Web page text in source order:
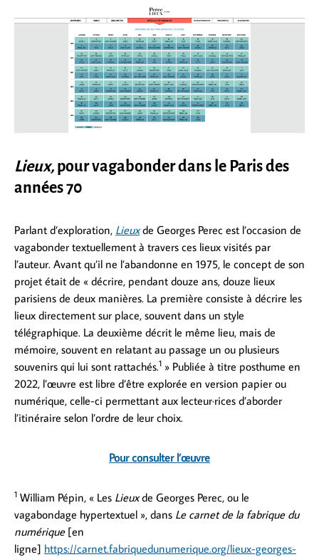
Lieux, pour vagabonder dans le Paris des
années 70
Parlant d’exploration, Lieuxde Georges Perec est l’occasion de
vagabonder textuellement à travers ces lieux visités par
l’auteur. Avant qu’il ne l’abandonne en 1975, le concept de son
projet était de « décrire, pendant douze ans, douze lieux
parisiens de deux manières. La première consiste à décrire les
lieux directement sur place, souvent dans un style
télégraphique. La deuxième décrit le même lieu, mais de
mémoire, souvent en relatant au passage un ou plusieurs
souvenirs qui lui sont rattachés.1 » Publiée à titre posthume en
2022, l’œuvre est libre d’être explorée en version papier ou
numérique, celle-ci permettant aux lecteur·rices d’aborder
l’itinéraire selon l’ordre de leur choix.
Pour consulter l’œuvre
1 William Pépin, « Les Lieuxde Georges Perec, ou le
vagabondage hypertextuel », dans Le carnet de la fabrique du
numérique [en
ligne] https://carnet.fabriquedunumerique.org/lieux-georges-